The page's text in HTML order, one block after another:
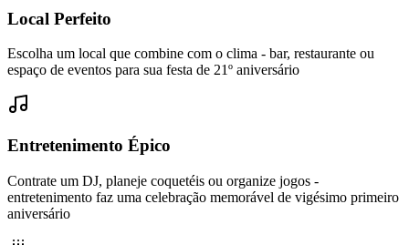
Local Perfeito
Escolha um local que combine com o clima - bar, restaurante ou
espaço de eventos para sua festa de 21º aniversário
Entretenimento Épico
Contrate um DJ, planeje coquetéis ou organize jogos -
entretenimento faz uma celebração memorável de vigésimo primeiro
aniversário